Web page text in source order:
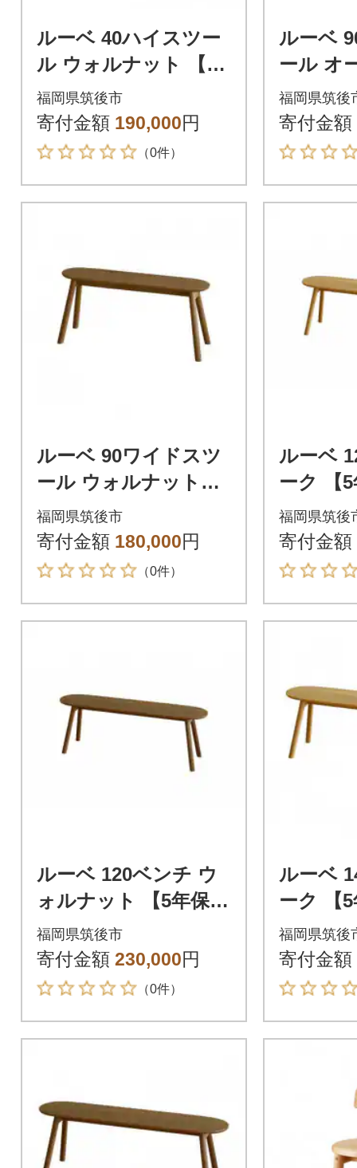
ルーベ 40ハイスツー
ル ウォルナット 【5
年保証】【高野木工】
福岡県筑後市
寄付金額 190,000円
（0件）
ルーベ 90ワイドスツ
ール オ
証】【
福岡県筑後
寄付金額
ルーベ 90ワイドスツ
ール ウォルナット
【5年保証】【高野木
工】
福岡県筑後市
寄付金額 180,000円
（0件）
ルーベ 120ベンチ オ
ーク 【
野木工】
福岡県筑後
寄付金額
ルーベ 120ベンチ ウ
ォルナット 【5年保
証】【高野木工】
福岡県筑後市
寄付金額 230,000円
（0件）
ルーベ
ーク 【
野木工】
福岡県筑後
寄付金額